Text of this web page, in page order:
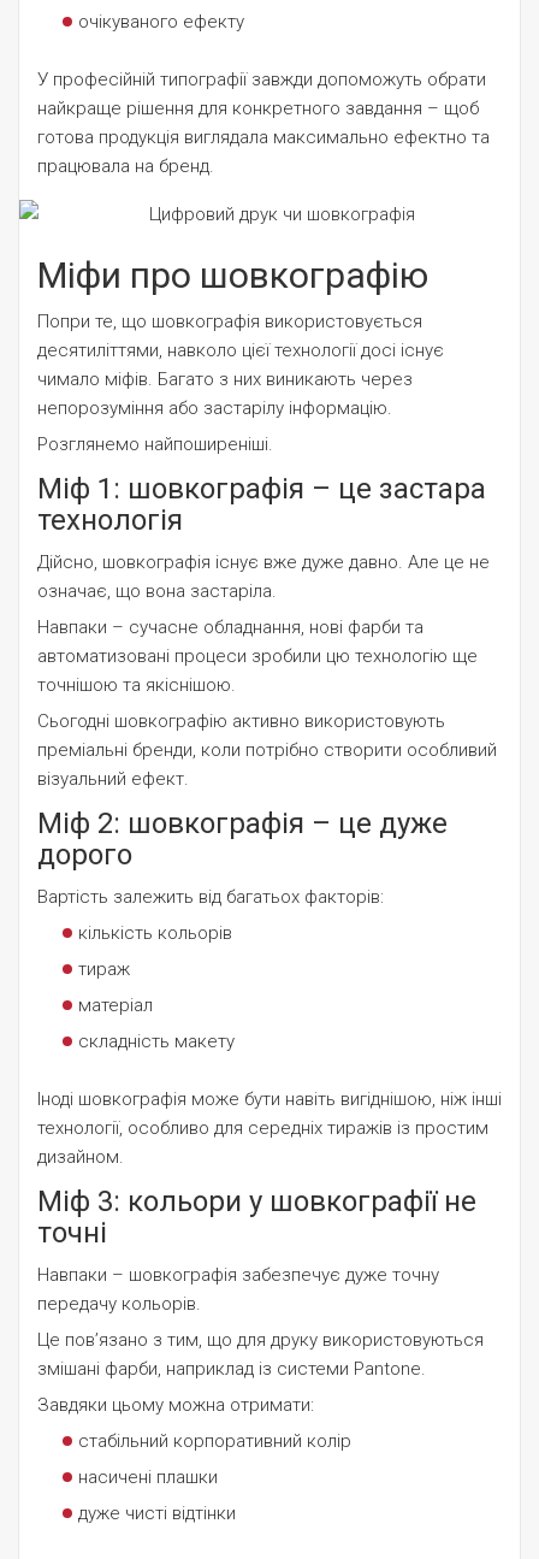
очікуваного ефекту
У професійній типографії завжди допоможуть обрати
найкраще рішення для конкретного завдання – щоб
готова продукція виглядала максимально ефектно та
працювала на бренд.
Міфи про шовкографію
Попри те, що шовкографія використовується
десятиліттями, навколо цієї технології досі існує
чимало міфів. Багато з них виникають через
непорозуміння або застарілу інформацію.
Розглянемо найпоширеніші.
Міф 1: шовкографія – це застара
технологія
Дійсно, шовкографія існує вже дуже давно. Але це не
означає, що вона застаріла.
Навпаки – сучасне обладнання, нові фарби та
автоматизовані процеси зробили цю технологію ще
точнішою та якіснішою.
Сьогодні шовкографію активно використовують
преміальні бренди, коли потрібно створити особливий
візуальний ефект.
Міф 2: шовкографія – це дуже
дорого
Вартість залежить від багатьох факторів:
кількість кольорів
тираж
матеріал
складність макету
Іноді шовкографія може бути навіть вигіднішою, ніж інші
технології, особливо для середніх тиражів із простим
дизайном.
Міф 3: кольори у шовкографії не
точні
Навпаки – шовкографія забезпечує дуже точну
передачу кольорів.
Це пов’язано з тим, що для друку використовуються
змішані фарби, наприклад із системи Pantone.
Завдяки цьому можна отримати:
стабільний корпоративний колір
насичені плашки
дуже чисті відтінки